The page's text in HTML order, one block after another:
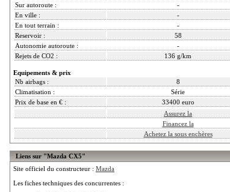
Sur autoroute :
-
En ville :
-
En tout terrain :
-
Reservoir :
58
Autonomie autoroute :
-
Rejets de CO2 :
136 g/km
Equipements & prix
Nb airbags :
8
Climatisation :
Série
Prix de base en € :
33400 euro
Assurez la
Financez la
Achetez la sous enchères
Liens sur "Mazda CX5"
Site officiel du constructeur : Mazda
Les fiches techniques des concurrentes :